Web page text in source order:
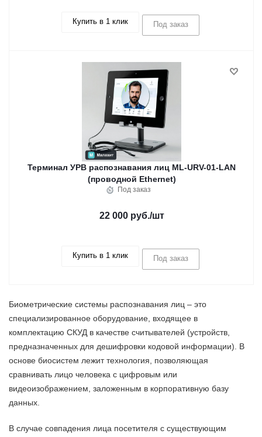
Купить в 1 клик Под заказ
Терминал УРВ распознавания лиц ML-URV-01-LAN
(проводной Ethernet)
Под заказ
22 000 руб./шт
Купить в 1 клик Под заказ
Биометрические системы распознавания лиц – это
специализированное оборудование, входящее в
комплектацию СКУД в качестве считывателей (устройств,
предназначенных для дешифровки кодовой информации). В
основе биосистем лежит технология, позволяющая
сравнивать лицо человека с цифровым или
видеоизображением, заложенным в корпоративную базу
данных.
В случае совпадения лица посетителя с существующим